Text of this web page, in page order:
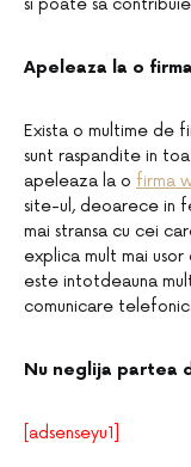
si poate sa
Apeleaza la o
Exista o multime de
sunt raspandite in
apeleaza la o firma
site-ul, deoarece in
mai stransa cu cei
explica mult mai
este intotdeauna
comunicare
Nu neglija partea
[adsenseyu1]